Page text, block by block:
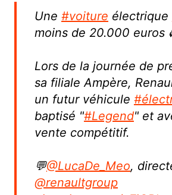
Une #voiture électrique
moins de 20.000 euros
Lors de la journée de
sa filiale Ampère,
un futur véhicule
baptisé "#Legend" et
vente compétitif.
💬@LucaDe_Meo,
@renaultgroup